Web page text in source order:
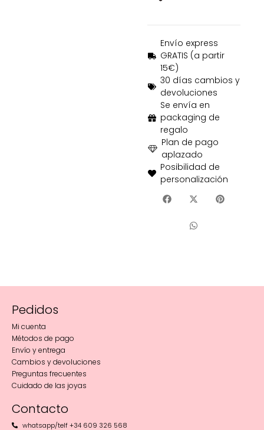
Envío express
GRATIS (a partir
15€)
30 días cambios y
devoluciones
Se envía en
packaging de
regalo
Plan de pago
aplazado
Posibilidad de
personalización
Pedidos
Mi cuenta
Métodos de pago
Envío y entrega
Cambios y devoluciones
Preguntas frecuentes
Cuidado de las joyas
Contacto
whatsapp/telf +34 609 326 568